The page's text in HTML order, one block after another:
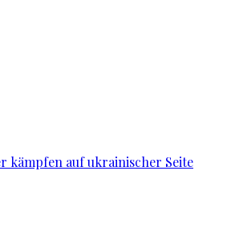
kämpfen auf ukrainischer Seite